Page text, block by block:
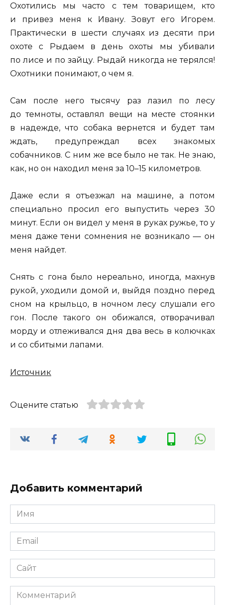
Охотились мы часто с тем товарищем, кто
и привез меня к Ивану. Зовут его Игорем.
Практически в шести случаях из десяти при
охоте с Рыдаем в день охоты мы убивали
по лисе и по зайцу. Рыдай никогда не терялся!
Охотники понимают, о чем я.
Сам после него тысячу раз лазил по лесу
до темноты, оставлял вещи на месте стоянки
в надежде, что собака вернется и будет там
ждать, предупреждал всех знакомых
собачников. С ним же все было не так. Не знаю,
как, но он находил меня за 10–15 километров.
Даже если я отъезжал на машине, а потом
специально просил его выпустить через 30
минут. Если он видел у меня в руках ружье, то у
меня даже тени сомнения не возникало — он
меня найдет.
Снять с гона было нереально, иногда, махнув
рукой, уходили домой и, выйдя поздно перед
сном на крыльцо, в ночном лесу слушали его
гон. После такого он обижался, отворачивал
морду и отлеживался дня два весь в колючках
и со сбитыми лапами.
Источник
Оцените статью
Добавить комментарий
Имя
*
Email
*
Сайт
Комментарий